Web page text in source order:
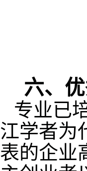
六、
专业已
江学者为
表的企业